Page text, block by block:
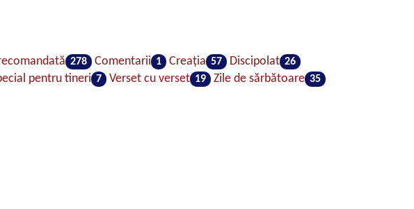
278 Comentarii 1 Creaţia 57 Discipolat 26
pentru tineri 7 Verset cu verset 19 Zile de sărbătoare 35